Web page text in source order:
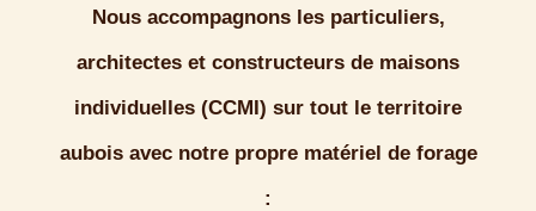
Nous accompagnons les particuliers,
architectes et constructeurs de maisons
individuelles (CCMI) sur tout le territoire
aubois avec notre propre matériel de forage
: